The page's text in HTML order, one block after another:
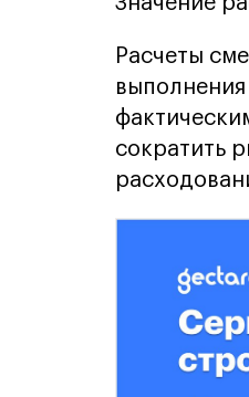
Расчеты
сократить